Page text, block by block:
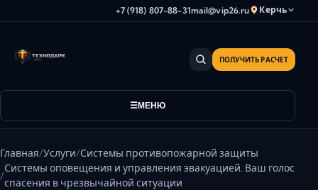
+7 (918) 807-88-31mail@vip26.ru Керчь
Анапа
Владикавказ
Волгодонск
МЕНЮ
ПОЛУЧИТЬ РАСЧЕТ
Главная Услуги Системы противопожарной защиты
Системы оповещения и управления эвакуацией. Ваш голос
спасения в чрезвычайной ситуации